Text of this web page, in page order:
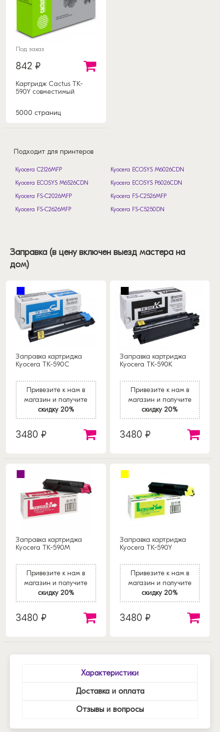
Под заказ
842 ₽
Картридж Cactus TK-
590Y совместимый
5000 страниц
Подходит для принтеров
Kyocera C2126MFP
Kyocera ECOSYS M6026CDN
Kyocera ECOSYS M6526CDN
Kyocera ECOSYS P6026CDN
Kyocera FS-C2026MFP
Kyocera FS-C2526MFP
Kyocera FS-C2626MFP
Kyocera FS-C5250DN
Заправка (в цену включен выезд мастера на
дом)
Заправка картриджа
Kyocera TK-590C
Привезите к нам в
магазин и получите
скидку 20%
3480 ₽
Заправка картриджа
Kyocera TK-590K
Привезите к нам в
магазин и получите
скидку 20%
3480 ₽
Заправка картриджа
Kyocera TK-590M
Привезите к нам в
магазин и получите
скидку 20%
3480 ₽
Заправка картриджа
Kyocera TK-590Y
Привезите к нам в
магазин и получите
скидку 20%
3480 ₽
Характеристики
Доставка и оплата
Отзывы и вопросы